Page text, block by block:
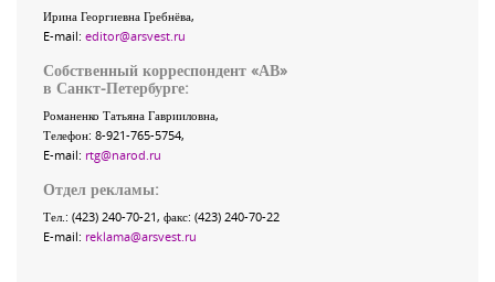
Ирина Георгиевна Гребнёва,
E-mail: editor@arsvest.ru
Собственный корреспондент «АВ»
в Санкт-Петербурге:
Романенко Татьяна Гаврииловна,
Телефон: 8-921-765-5754,
E-mail: rtg@narod.ru
Отдел рекламы:
Тел.: (423) 240-70-21, факс: (423) 240-70-22
E-mail: reklama@arsvest.ru